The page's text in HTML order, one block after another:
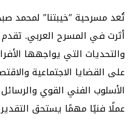
تُعد مسرحية “خيبتنا” لمحمد
أثرت في المسرح العربي. تقدم
والتحديات التي يواجهها
على القضايا الاجتماعية
الأسلوب الفني القوي
عملًا فنيًا مهمًا يستحق